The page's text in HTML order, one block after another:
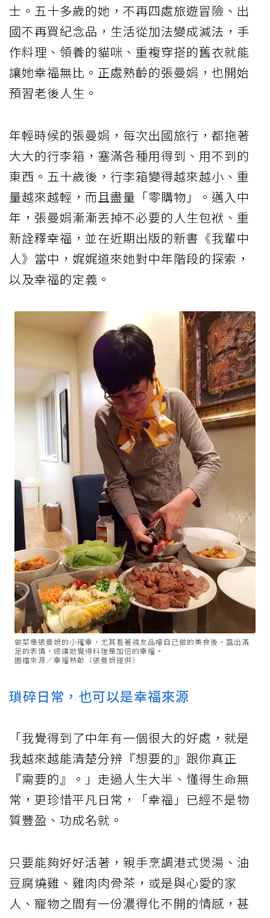
士。五十多歲的她，不再四處旅遊冒險、出
國不再買紀念品，生活從加法變成減法，手
作料理、領養的貓咪、重複穿搭的舊衣就能
讓她幸福無比。正處熟齡的張曼娟，也開始
預習老後人生。
年輕時候的張曼娟，每次出國旅行，都拖著
大大的行李箱，塞滿各種用得到、用不到的
東西。五十歲後，行李箱變得越來越小、重
量越來越輕，而且盡量「零購物」。邁入中
年，張曼娟漸漸丟掉不必要的人生包袱、重
新詮釋幸福，並在近期出版的新書《我輩中
人》當中，娓娓道來她對中年階段的探索，
以及幸福的定義。
做菜是張曼娟的小確幸，尤其看著親友品嚐自己做的美食後，露出滿
足的表情，總讓她覺得料理是加倍的幸福。
圖檔來源／幸福熟齡（張曼娟提供）
瑣碎日常，也可以是幸福來源
「我覺得到了中年有一個很大的好處，就是
我越來越能清楚分辨『想要的』跟你真正
『需要的』。」走過人生大半、懂得生命無
常，更珍惜平凡日常，「幸福」已經不是物
質豐盈、功成名就。
只要能夠好好活著，親手烹調港式煲湯、油
豆腐燒雞、雞肉肉骨茶，或是與心愛的家
人、寵物之間有一份濃得化不開的情感，甚